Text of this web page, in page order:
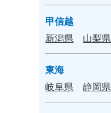
甲信越
新潟県
山梨県
東海
岐阜県
静岡県